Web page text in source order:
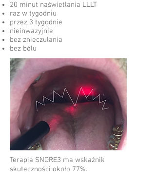
20 minut naświetlania LLLT
raz w tygodniu
przez 3 tygodnie
nieinwazyjnie
bez znieczulania
bez bólu
Terapia SNORE3 ma wskaźnik
skuteczności około 77%.